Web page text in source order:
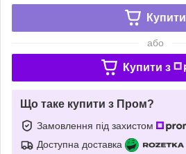
Купити
або
Купити з
Що таке купити з Пром?
Замовлення під захистом
Доступна доставка